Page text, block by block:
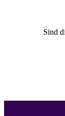
Sind